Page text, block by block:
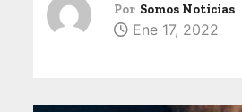
Por Somos Noticias
Ene 17, 2022